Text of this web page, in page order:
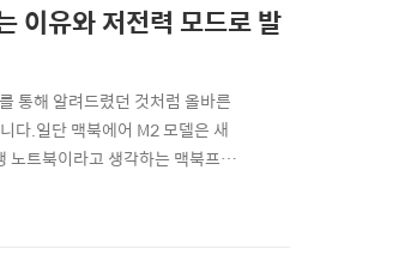
이유와 저전력 모드로 발
통해 알려드렸던 것처럼 올바른
다.일단 맥북에어 M2 모델은 새
노트북이라고 생각하는 맥북프로
성능이나 가격을 생각해보면 구